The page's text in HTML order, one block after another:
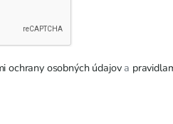
ochrany osobných údajova